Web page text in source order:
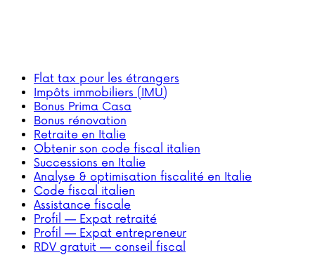
Flat tax pour les étrangers
Impôts immobiliers (IMU)
Bonus Prima Casa
Bonus rénovation
Retraite en Italie
Obtenir son code fiscal italien
Successions en Italie
Analyse & optimisation fiscalité en Italie
Code fiscal italien
Assistance fiscale
Profil — Expat retraité
Profil — Expat entrepreneur
RDV gratuit — conseil fiscal